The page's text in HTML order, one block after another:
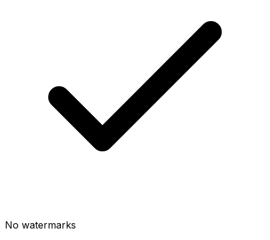
No watermarks